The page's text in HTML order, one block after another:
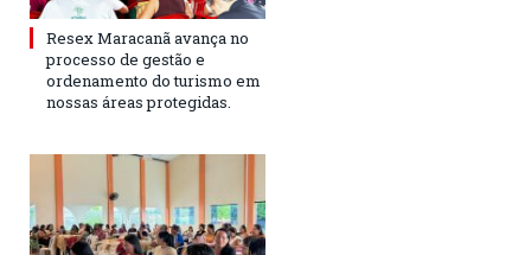
Resex Maracanã avança no
processo de gestão e
ordenamento do turismo em
nossas áreas protegidas.